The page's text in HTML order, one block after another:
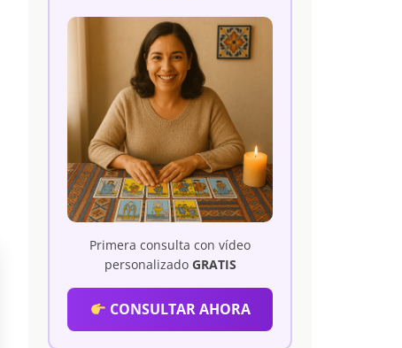
Primera consulta con vídeo
personalizado GRATIS
CONSULTAR AHORA